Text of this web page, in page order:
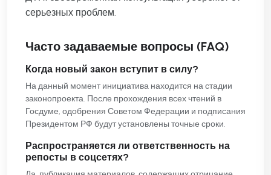
серьезных проблем.
Часто задаваемые вопросы (FAQ)
Когда новый закон вступит в силу?
На данный момент инициатива находится на стадии
законопроекта. После прохождения всех чтений в
Госдуме, одобрения Советом Федерации и подписания
Президентом РФ будут установлены точные сроки.
Распространяется ли ответственность на
репосты в соцсетях?